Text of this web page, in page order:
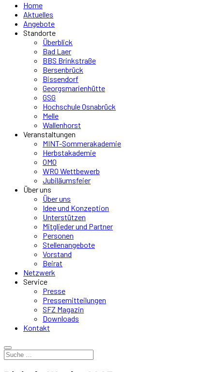
Home
Aktuelles
Angebote
Standorte
Überblick
Bad Laer
BBS Brinkstraße
Bersenbrück
Bissendorf
Georgsmarienhütte
GSG
Hochschule Osnabrück
Melle
Wallenhorst
Veranstaltungen
MINT-Sommerakademie
Herbstakademie
OMO
WRO Wettbewerb
Jubiläumsfeier
Über uns
Über uns
Idee und Konzeption
Unterstützen
Mitglieder und Partner
Personen
Stellenangebote
Vorstand
Beirat
Netzwerk
Service
Presse
Pressemitteilungen
SFZ Magazin
Downloads
Kontakt